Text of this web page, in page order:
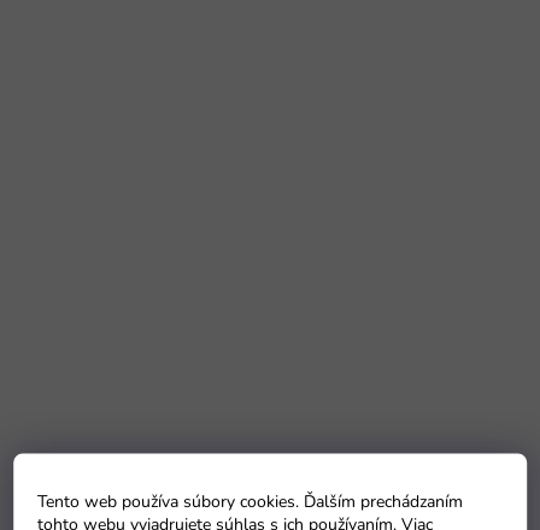
Tento web používa súbory cookies. Ďalším prechádzaním
tohto webu vyjadrujete súhlas s ich používaním. Viac